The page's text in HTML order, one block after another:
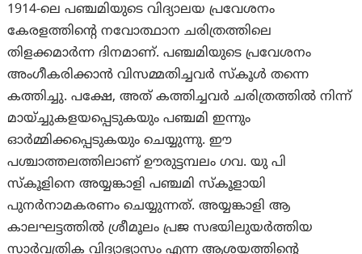
1914-ലെ പഞ്ചമിയുടെ വിദ്യാലയ പ്രവേശനം
കേരളത്തിന്റെ നവോത്ഥാന ചരിത്രത്തിലെ
തിളക്കമാർന്ന ദിനമാണ്. പഞ്ചമിയുടെ പ്രവേശനം
അംഗീകരിക്കാന്‍ വിസമ്മതിച്ചവര്‍ സ്കൂൾ തന്നെ
കത്തിച്ചു. പക്ഷേ, അത് കത്തിച്ചവർ ചരിത്രത്തിൽ നിന്ന്
മായ്ച്ചുകളയപ്പെടുകയും പഞ്ചമി ഇന്നും
ഓർമ്മിക്കപ്പെടുകയും ചെയ്യുന്നു. ഈ
പശ്ചാത്തലത്തിലാണ് ഊരുട്ടമ്പലം ഗവ. യു പി
സ്‌കൂളിനെ അയ്യങ്കാളി പഞ്ചമി സ്‌കൂളായി
പുനർനാമകരണം ചെയ്യുന്നത്. അയ്യങ്കാളി ആ
കാലഘട്ടത്തിൽ ശ്രീമൂലം പ്രജ സഭയിലുയർത്തിയ
സാർവത്രിക വിദ്യാഭ്യാസം എന്ന ആശയത്തിന്റെ